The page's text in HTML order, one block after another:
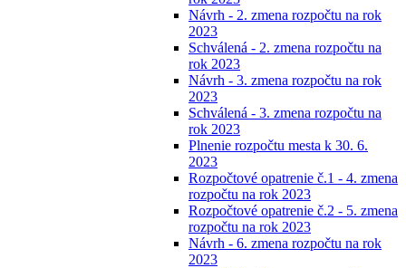
Návrh - 2. zmena rozpočtu na rok
2023
Schválená - 2. zmena rozpočtu na
rok 2023
Návrh - 3. zmena rozpočtu na rok
2023
Schválená - 3. zmena rozpočtu na
rok 2023
Plnenie rozpočtu mesta k 30. 6.
2023
Rozpočtové opatrenie č.1 - 4. zmena
rozpočtu na rok 2023
Rozpočtové opatrenie č.2 - 5. zmena
rozpočtu na rok 2023
Návrh - 6. zmena rozpočtu na rok
2023